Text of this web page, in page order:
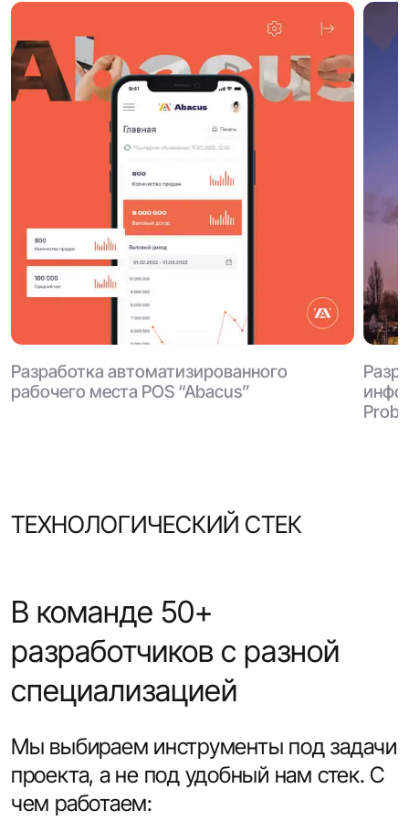
Разработка автоматизированного
рабочего места POS “Abacus”
Probit
ТЕХНОЛОГИЧЕСКИЙ СТЕК
В команде 50+
разработчиков с разной
специализацией
Мы выбираем инструменты под задачи
проекта, а не под удобный нам стек. С
чем работаем: